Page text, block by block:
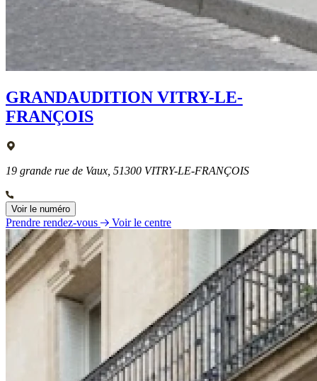
GRANDAUDITION VITRY-LE-
FRANÇOIS
19 grande rue de Vaux, 51300 VITRY-LE-FRANÇOIS
Voir le numéro
Prendre rendez-vous Voir le centre